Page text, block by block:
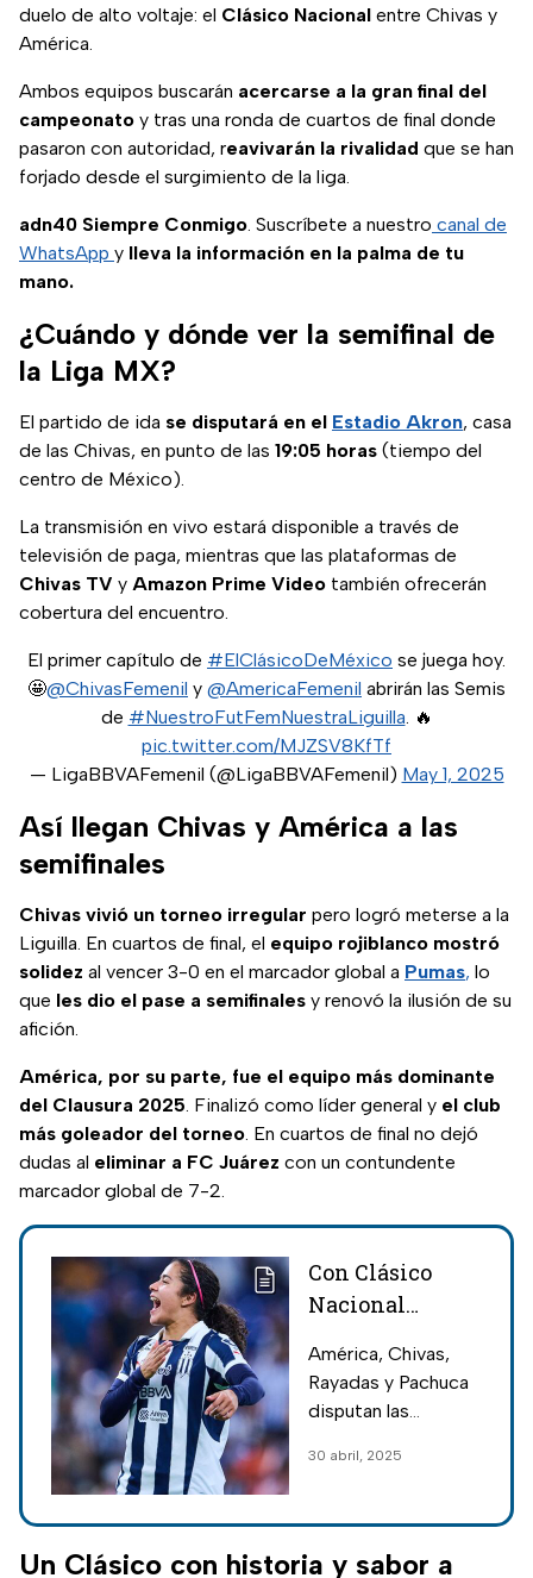
duelo de alto voltaje: el Clásico Nacional entre Chivas y
América.
Ambos equipos buscarán acercarse a la gran final del
campeonato y tras una ronda de cuartos de final donde
pasaron con autoridad, reavivarán la rivalidad que se han
forjado desde el surgimiento de la liga.
adn40 Siempre Conmigo. Suscríbete a nuestro canal de
WhatsApp y lleva la información en la palma de tu
mano.
¿Cuándo y dónde ver la semifinal de
la Liga MX?
El partido de ida se disputará en el Estadio Akron, casa
de las Chivas, en punto de las 19:05 horas (tiempo del
centro de México).
La transmisión en vivo estará disponible a través de
televisión de paga, mientras que las plataformas de
Chivas TV y Amazon Prime Video también ofrecerán
cobertura del encuentro.
El primer capítulo de #ElClásicoDeMéxico se juega hoy.
🤩@ChivasFemenil y @AmericaFemenil abrirán las Semis
de #NuestroFutFemNuestraLiguilla. 🔥
pic.twitter.com/MJZSV8KfTf
— LigaBBVAFemenil (@LigaBBVAFemenil) May 1, 2025
Así llegan Chivas y América a las
semifinales
Chivas vivió un torneo irregular pero logró meterse a la
Liguilla. En cuartos de final, el equipo rojiblanco mostró
solidez al vencer 3-0 en el marcador global a Pumas, lo
que les dio el pase a semifinales y renovó la ilusión de su
afición.
América, por su parte, fue el equipo más dominante
del Clausura 2025. Finalizó como líder general y el club
más goleador del torneo. En cuartos de final no dejó
dudas al eliminar a FC Juárez con un contundente
marcador global de 7-2.
Con Clásico
Nacional
los detalles de
las semifinales
Femenil
América, Chivas,
Rayadas y Pachuca
disputan las
Clausura 2025 de la
conoce cruces,
fechas y todos los
30 abril, 2025
Un Clásico con historia y sabor a